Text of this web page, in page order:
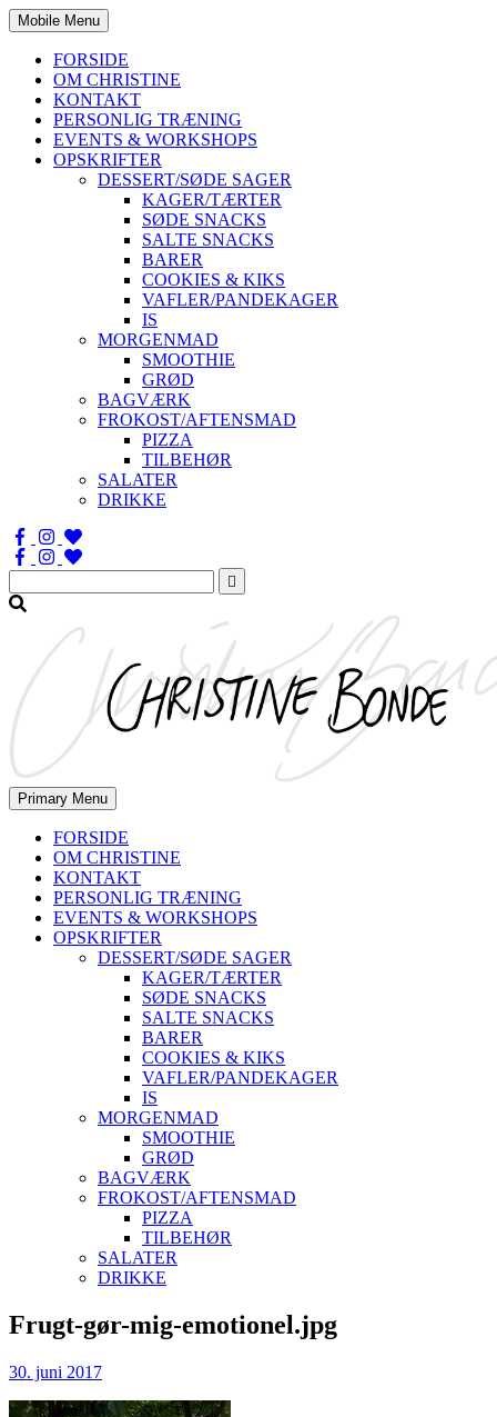
Mobile Menu
FORSIDE
OM CHRISTINE
KONTAKT
PERSONLIG TRÆNING
EVENTS & WORKSHOPS
OPSKRIFTER
DESSERT/SØDE SAGER
KAGER/TÆRTER
SØDE SNACKS
SALTE SNACKS
BARER
COOKIES & KIKS
VAFLER/PANDEKAGER
IS
MORGENMAD
SMOOTHIE
GRØD
BAGVÆRK
FROKOST/AFTENSMAD
PIZZA
TILBEHØR
SALATER
DRIKKE
Søg
efter:
Primary Menu
FORSIDE
OM CHRISTINE
KONTAKT
PERSONLIG TRÆNING
EVENTS & WORKSHOPS
OPSKRIFTER
DESSERT/SØDE SAGER
KAGER/TÆRTER
SØDE SNACKS
SALTE SNACKS
BARER
COOKIES & KIKS
VAFLER/PANDEKAGER
IS
MORGENMAD
SMOOTHIE
GRØD
BAGVÆRK
FROKOST/AFTENSMAD
PIZZA
TILBEHØR
SALATER
DRIKKE
Skip
to
Frugt-gør-mig-emotionel.jpg
30. juni 2017